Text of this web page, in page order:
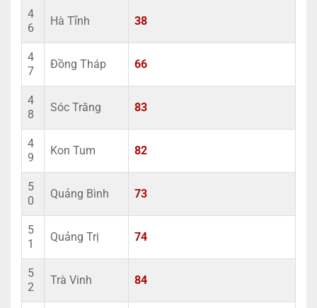
4
6
Hà Tĩnh 38
4
7
Đồng Tháp 66
4
8
Sóc Trăng 83
4
9
Kon Tum 82
5
0
Quảng Bình 73
5
1
Quảng Trị 74
5
2
Trà Vinh 84